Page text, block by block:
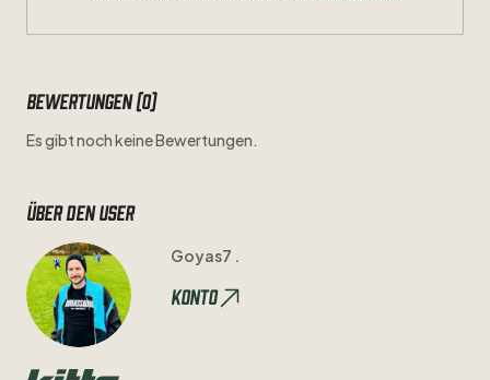
Bewertungen (0)
Es gibt noch keine Bewertungen.
Über den user
Goyas7 .
Konto